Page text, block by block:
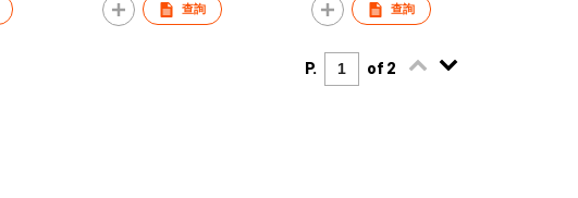
查詢 查詢
P. of 2